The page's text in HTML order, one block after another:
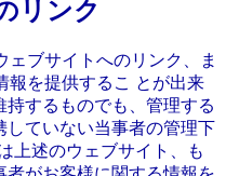
リンク
ェブサイトへのリンク、ま
報を提供するこ とが出来
持するものでも、管理する
していない当事者の管理下
上述のウェブサイト、も